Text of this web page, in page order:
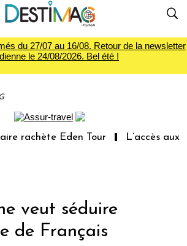
du 27/07 au 16/08. Retour de la newsletter
le 24/08/2026. Bel été !
Eden Tour L’accès aux
veut séduire
de Français